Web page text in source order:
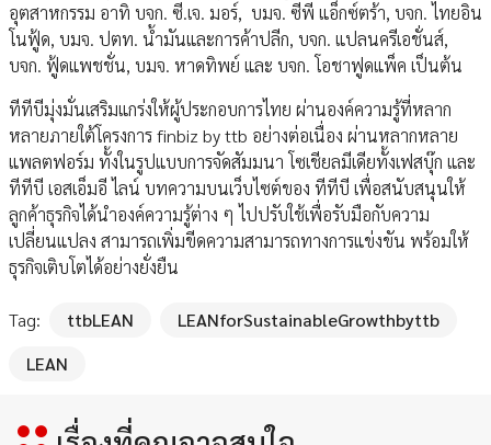
อุตสาหกรรม อาทิ บจก. ซี.เจ. มอร์, บมจ. ซีพี แอ็กซ์ตร้า, บจก. ไทยอิน
โนฟู้ด, บมจ. ปตท. น้ำมันและการค้าปลีก, บจก. แปลนครีเอชั่นส์,
บจก. ฟู้ดแพชชั่น, บมจ. หาดทิพย์ และ บจก. โอชาฟูดแพ็ค เป็นต้น
ทีทีบีมุ่งมั่นเสริมแกร่งให้ผู้ประกอบการไทย ผ่านองค์ความรู้ที่หลาก
หลายภายใต้โครงการ finbiz by ttb อย่างต่อเนื่อง ผ่านหลากหลาย
แพลตฟอร์ม ทั้งในรูปแบบการจัดสัมมนา โซเชียลมีเดียทั้งเฟสบุ๊ก และ
ทีทีบี เอสเอ็มอี ไลน์ บทความบนเว็บไซต์ของ ทีทีบี เพื่อสนับสนุนให้
ลูกค้าธุรกิจได้นำองค์ความรู้ต่าง ๆ ไปปรับใช้เพื่อรับมือกับความ
เปลี่ยนแปลง สามารถเพิ่มขีดความสามารถทางการแข่งขัน พร้อมให้
ธุรกิจเติบโตได้อย่างยั่งยืน
Tag: ttbLEAN
LEANforSustainableGrowthbyttb
LEAN